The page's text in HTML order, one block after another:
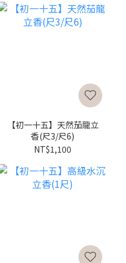
【初一十五】天然茄龍立
香(尺3/尺6)
NT$1,100